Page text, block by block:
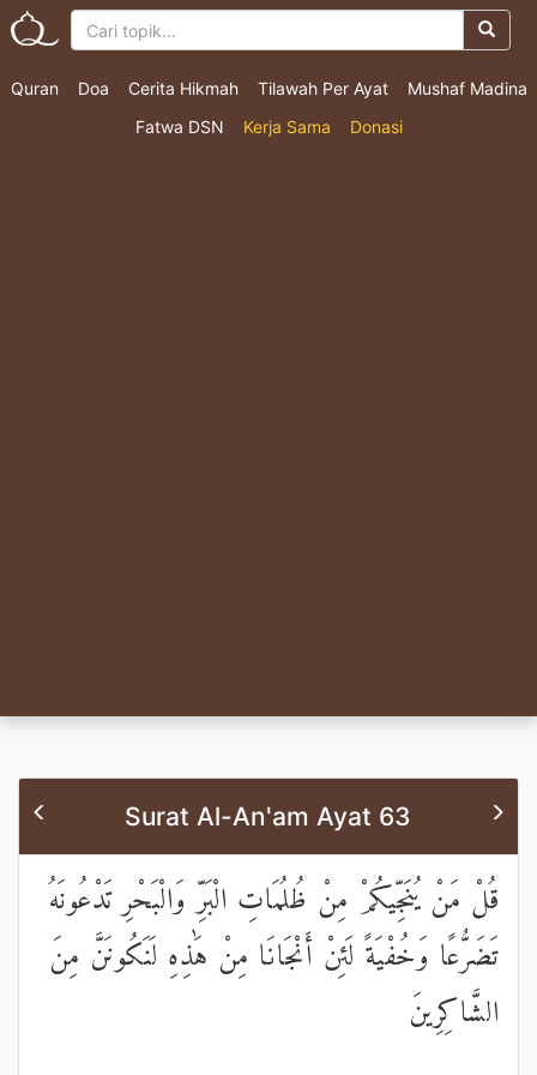
Quran Doa Cerita Hikmah Tilawah Per Ayat
Mushaf Madina
Fatwa DSN
Kerja Sama Donasi
Surat Al-An'am Ayat 63
قُلْ مَنْ يُنَجِّيكُمْ مِنْ ظُلُمَاتِ الْبَرِّ وَالْبَحْرِ تَدْعُونَهُ
تَضَرُّعًا وَخُفْيَةً لَئِنْ أَنْجَانَا مِنْ هَٰذِهِ لَنَكُونَنَّ مِنَ
الشَّاكِرِينَ